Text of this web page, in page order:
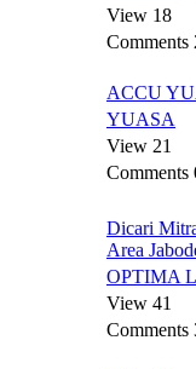
View 18
Comments
ACCU
YUASA
View 21
Comments
Dicari
Area
OPTIMA
View 41
Comments